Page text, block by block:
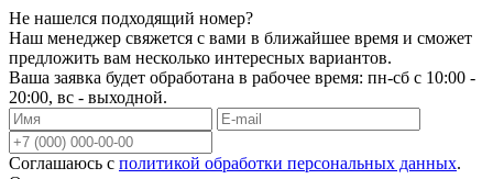
Не нашелся подходящий номер?
Наш менеджер свяжется с вами в ближайшее время и сможет
предложить вам несколько интересных вариантов.
Ваша заявка будет обработана в рабочее время: пн-сб с 10:00 -
20:00, вс - выходной.
Соглашаюсь с политикой обработки персональных данных.